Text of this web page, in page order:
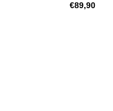
€89,90